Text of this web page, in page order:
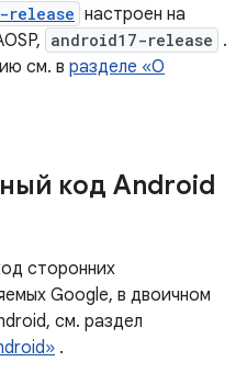
настроен на
android17-release .
см. в разделе «О
код Android
сторонних
Google, в двоичном
см. раздел
.